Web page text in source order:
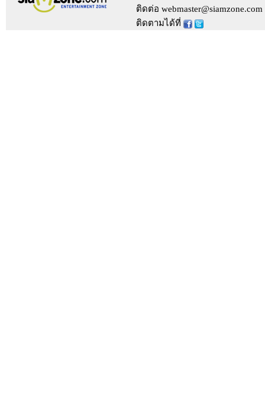
ติดต่อ webmaster@siamzone.com
ติดตามได้ที่